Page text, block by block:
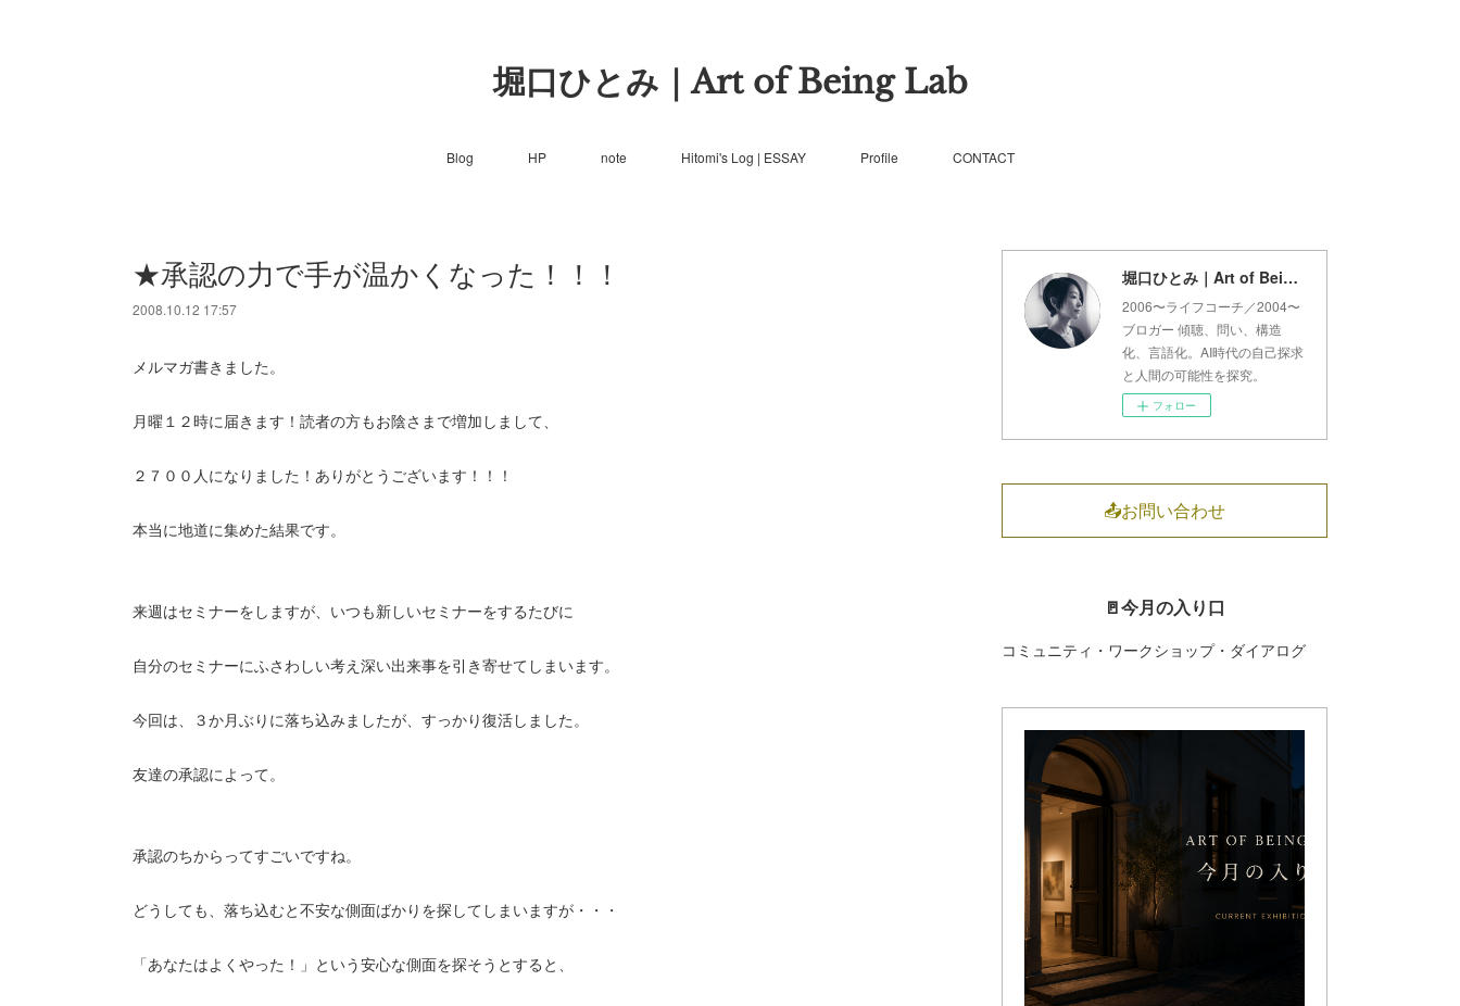
堀口ひとみ｜Art of Being Lab
Blog HP note Hitomi's Log | ESSAY Profile CONTACT
★承認の力で手が温かくなった！！！
2008.10.12 17:57
メルマガ書きました。
月曜１２時に届きます！読者の方もお陰さまで増加しまして、
２７００人になりました！ありがとうございます！！！
本当に地道に集めた結果です。
来週はセミナーをしますが、いつも新しいセミナーをするたびに
自分のセミナーにふさわしい考え深い出来事を引き寄せてしまいます。
今回は、３か月ぶりに落ち込みましたが、すっかり復活しました。
友達の承認によって。
承認のちからってすごいですね。
どうしても、落ち込むと不安な側面ばかりを探してしまいますが・・・
「あなたはよくやった！」という安心な側面を探そうとすると、
堀口ひとみ｜Art of Being Lab
2006〜ライフコーチ／2004〜
ブロガー 傾聴、問い、構造
化、言語化。AI時代の自己探求
と人間の可能性を探究。
フォロー
📤お問い合わせ
🚪今月の入り口
コミュニティ・ワークショップ・ダイアログ